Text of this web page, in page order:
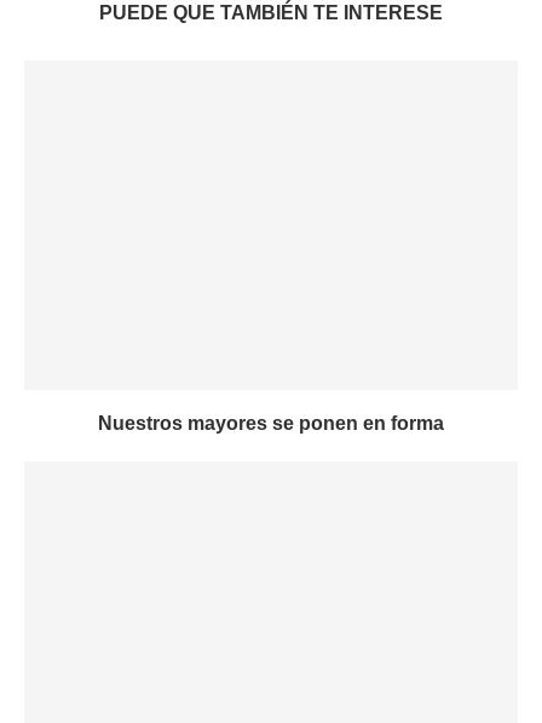
PUEDE QUE TAMBIÉN TE INTERESE
Nuestros mayores se ponen en forma